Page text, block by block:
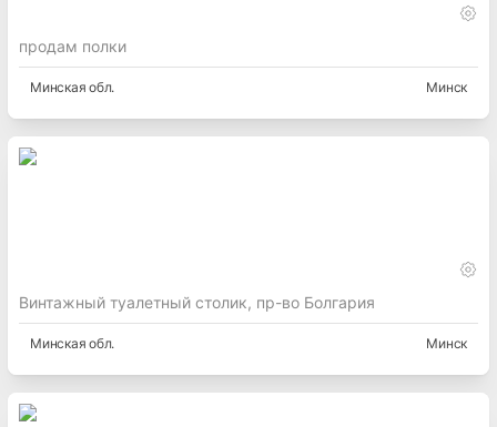
продам полки
Минская обл. Минск
Винтажный туалетный столик, пр-во Болгария
Минская обл. Минск